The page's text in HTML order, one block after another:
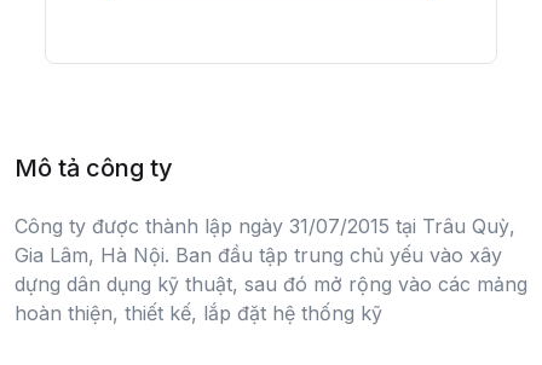
Mô tả công ty
Công ty được thành lập ngày 31/07/2015 tại Trâu Quỳ,
Gia Lâm, Hà Nội. Ban đầu tập trung chủ yếu vào xây
dựng dân dụng kỹ thuật, sau đó mở rộng vào các mảng
hoàn thiện, thiết kế, lắp đặt hệ thống kỹ